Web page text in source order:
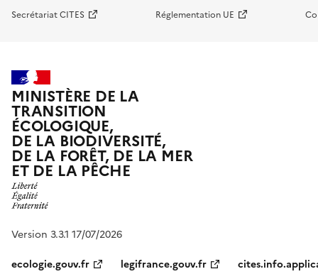
Secrétariat CITES Réglementation UE
MINISTÈRE DE LA
TRANSITION
ÉCOLOGIQUE,
DE LA BIODIVERSITÉ,
DE LA FORÊT, DE LA MER
ET DE LA PÊCHE
Version 3.3.1 17/07/2026
ecologie.gouv.fr
legifrance.gouv.fr